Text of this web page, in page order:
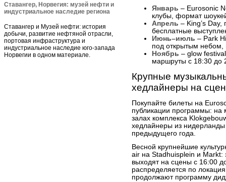
Ставангер, Норвегия: музей нефти и
индустриальное наследие региона
Ставангер и Музей нефти: история
добычи, развитие нефтяной отрасли,
портовая инфраструктура и
индустриальное наследие юго-запада
Норвегии в одном материале.
Январь – Eurosonic
клубы, формат
Апрель – King’s
бесплатные
Июнь–июль – Park
под открытым небом,
Ноябрь – glow
маршруты с 18:30 до
Крупные
хедлайнеры на
Покупайте билеты на
публикации программы: на
залах комплекса
хедлайнеры из
предыдущего года.
Весной крупнейшие
air на Stadhuisplein и
выходят на сцены с 16:00
распределяется по
продолжают программу